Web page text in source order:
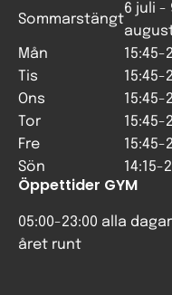
Sommarstängt
6 juli -
Mån
15:45-
Tis
15:45-
Ons
15:45-
Tor
15:45-
Fre
15:45-
Sön
14:15-
Öppettider GYM
05:00-23:00 alla dagar
året runt